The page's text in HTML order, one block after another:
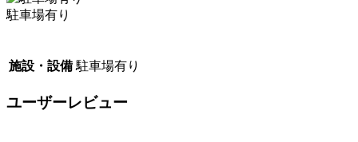
駐車場有り
施設・設備 駐車場有り
ユーザーレビュー